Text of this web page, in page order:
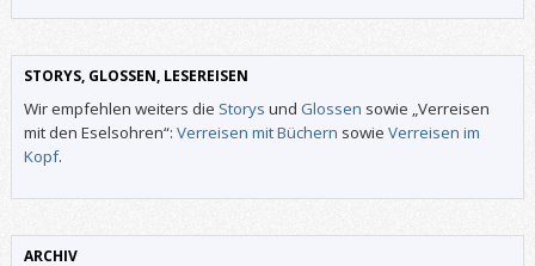
STORYS, GLOSSEN, LESEREISEN
Wir empfehlen weiters die Storys und Glossen sowie „Verreisen
mit den Eselsohren“: Verreisen mit Büchern sowie Verreisen im
Kopf.
ARCHIV